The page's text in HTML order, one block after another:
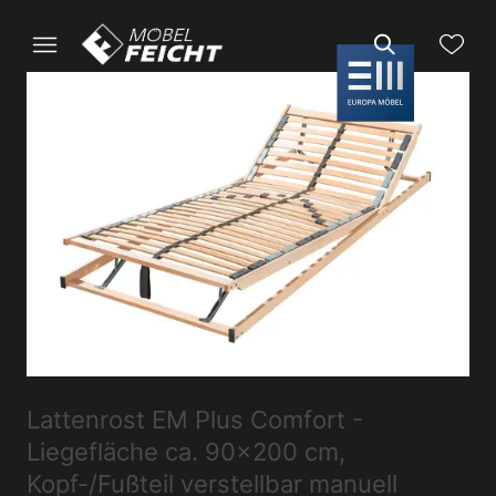
Lattenrost EM Plus Comfort -
Liegefläche ca. 90x200 cm,
Kopf-/Fußteil verstellbar manuell